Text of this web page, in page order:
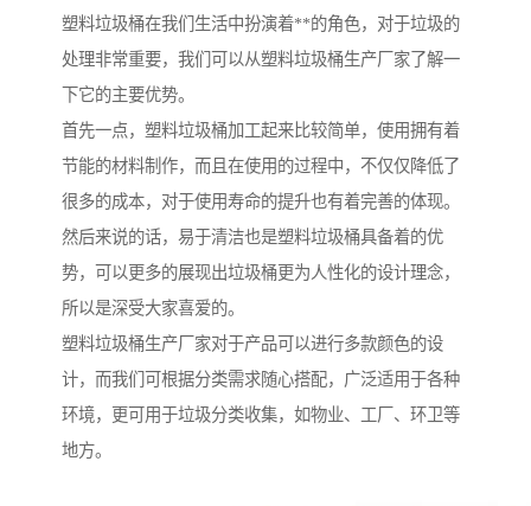
塑料垃圾桶在我们生活中扮演着**的角色，对于垃圾的
处理非常重要，我们可以从塑料垃圾桶生产厂家了解一
下它的主要优势。
首先一点，塑料垃圾桶加工起来比较简单，使用拥有着
节能的材料制作，而且在使用的过程中，不仅仅降低了
很多的成本，对于使用寿命的提升也有着完善的体现。
然后来说的话，易于清洁也是塑料垃圾桶具备着的优
势，可以更多的展现出垃圾桶更为人性化的设计理念，
所以是深受大家喜爱的。
塑料垃圾桶生产厂家对于产品可以进行多款颜色的设
计，而我们可根据分类需求随心搭配，广泛适用于各种
环境，更可用于垃圾分类收集，如物业、工厂、环卫等
地方。